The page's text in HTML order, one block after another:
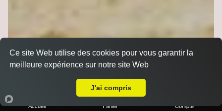
Accueil Panier Compte
Ce site Web utilise des cookies pour vous garantir la
meilleure expérience sur notre site Web
J'ai compris